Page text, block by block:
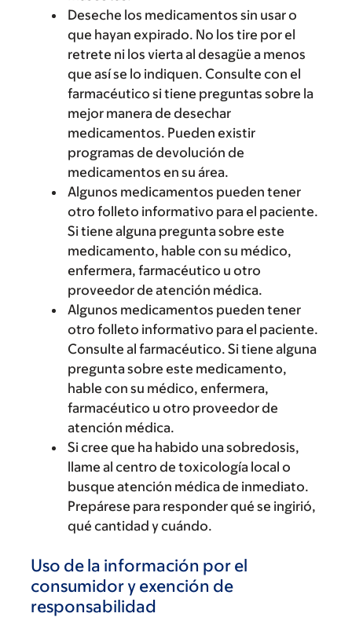
Deseche los medicamentos sin usar o
que hayan expirado. No los tire por el
retrete ni los vierta al desagüe a menos
que así se lo indiquen. Consulte con el
farmacéutico si tiene preguntas sobre la
mejor manera de desechar
medicamentos. Pueden existir
programas de devolución de
medicamentos en su área.
Algunos medicamentos pueden tener
otro folleto informativo para el paciente.
Si tiene alguna pregunta sobre este
medicamento, hable con su médico,
enfermera, farmacéutico u otro
proveedor de atención médica.
Algunos medicamentos pueden tener
otro folleto informativo para el paciente.
Consulte al farmacéutico. Si tiene alguna
pregunta sobre este medicamento,
hable con su médico, enfermera,
farmacéutico u otro proveedor de
atención médica.
Si cree que ha habido una sobredosis,
llame al centro de toxicología local o
busque atención médica de inmediato.
Prepárese para responder qué se ingirió,
qué cantidad y cuándo.
Uso de la información por el
consumidor y exención de
responsabilidad